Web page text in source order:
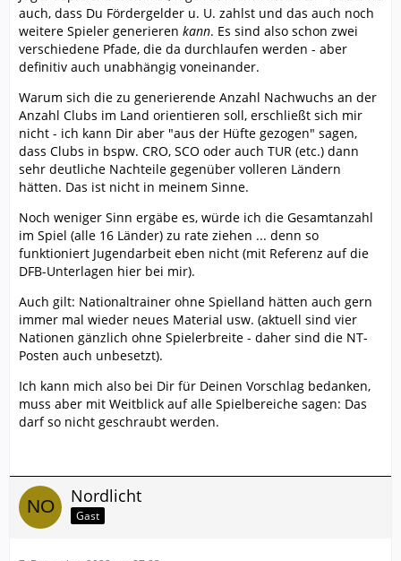
auch, dass Du Fördergelder u. U. zahlst und das auch noch
weitere Spieler generieren kann. Es sind also schon zwei
verschiedene Pfade, die da durchlaufen werden - aber
definitiv auch unabhängig voneinander.
Warum sich die zu generierende Anzahl Nachwuchs an der
Anzahl Clubs im Land orientieren soll, erschließt sich mir
nicht - ich kann Dir aber "aus der Hüfte gezogen" sagen,
dass Clubs in bspw. CRO, SCO oder auch TUR (etc.) dann
sehr deutliche Nachteile gegenüber volleren Ländern
hätten. Das ist nicht in meinem Sinne.
Noch weniger Sinn ergäbe es, würde ich die Gesamtanzahl
im Spiel (alle 16 Länder) zu rate ziehen ... denn so
funktioniert Jugendarbeit eben nicht (mit Referenz auf die
DFB-Unterlagen hier bei mir).
Auch gilt: Nationaltrainer ohne Spielland hätten auch gern
immer mal wieder neues Material usw. (aktuell sind vier
Nationen gänzlich ohne Spielerbreite - daher sind die NT-
Posten auch unbesetzt).
Ich kann mich also bei Dir für Deinen Vorschlag bedanken,
muss aber mit Weitblick auf alle Spielbereiche sagen: Das
darf so nicht geschraubt werden.
Nordlicht
Gast